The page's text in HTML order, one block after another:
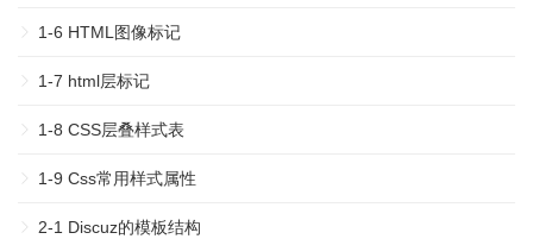
1-6 HTML图像标记
1-7 html层标记
1-8 CSS层叠样式表
1-9 Css常用样式属性
2-1 Discuz的模板结构